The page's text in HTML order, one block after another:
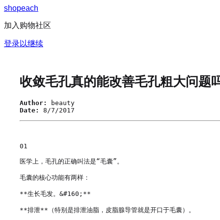
shopeach
加入购物社区
登录以继续
收敛毛孔真的能改善毛孔粗大问题
Author:
beauty
Date:
8/7/2017
01
医学上，毛孔的正确叫法是“毛囊”。
毛囊的核心功能有两样：
**生长毛发。&#160;**
**排泄**（特别是排泄油脂，皮脂腺导管就是开口于毛囊）。